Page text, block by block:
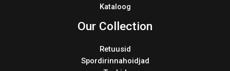
Kataloog
Our Collection
Retuusid
Spordirinnahoidjad